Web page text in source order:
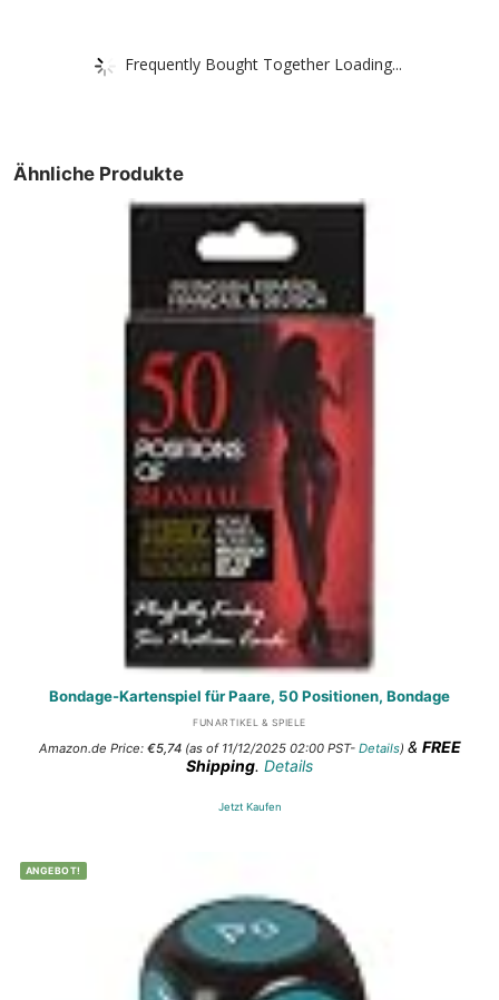
Frequently Bought Together Loading...
Ähnliche Produkte
Bondage-Kartenspiel für Paare, 50 Positionen, Bondage
FUNARTIKEL & SPIELE
Amazon.de Price: €5,74(as of 11/12/2025 02:00 PST- Details) & FREE
Shipping. Details
Jetzt Kaufen
ANGEBOT!